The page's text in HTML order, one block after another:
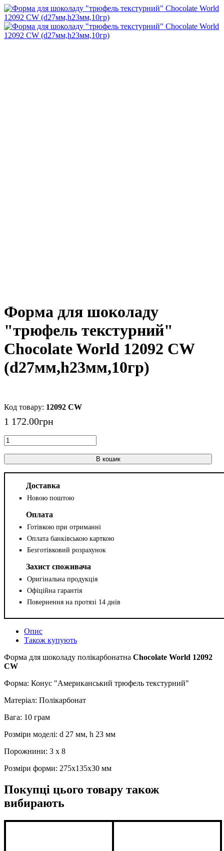
Форма для шоколаду
"трюфель текстурний"
Chocolate World 12092 CW
(d27мм,h23мм,10гр)
12092 CW
1 172.00грн
В кошик
Доставка
Новою поштою
Оплата
Готівкою при отриманні
Оплата банківською карткою
Безготівковий розрахунок
Захист споживача
Оригінальна продукція
Офіційна гарантія
Повернення на протязі 14 днів
Опис
Також купують
Форма для шоколаду полікарбонатна Chocolate World 12092
CW
Форма: Конус "Американський трюфель текстурний"
Матеріал: Полікарбонат
Вага: 10 грам
Розміри моделі: d 27 мм, h 23 мм
Порожнини: 3 x 8
Розміри форми: 275x135x30 мм
Покупці цього товару також
вибирають